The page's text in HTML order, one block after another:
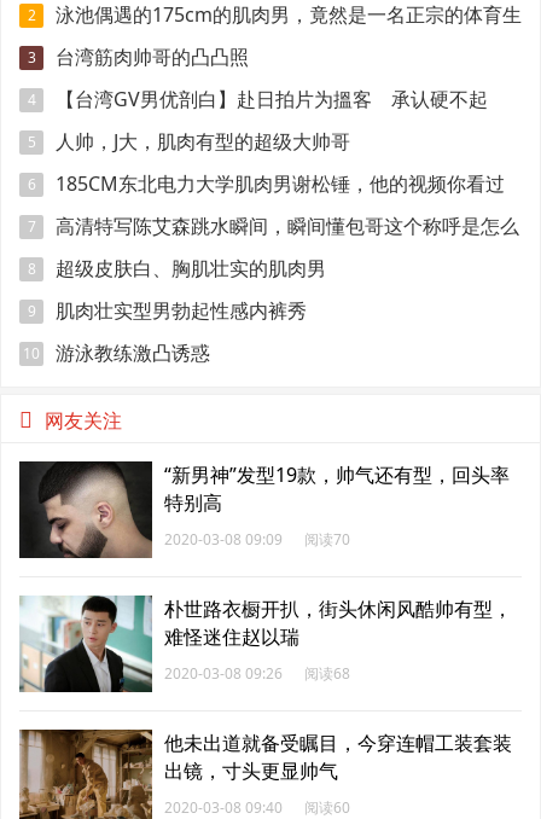
2 泳池偶遇的175cm的肌肉男，竟然是一名正宗的体育生
3 台湾筋肉帅哥的凸凸照
4
【台湾GV男优剖白】赴日拍片为搵客 承认硬不起
来：但我还有性欲
5 人帅，J大，肌肉有型的超级大帅哥
6
185CM东北电力大学肌肉男谢松锤，他的视频你看过
吗
7
高清特写陈艾森跳水瞬间，瞬间懂包哥这个称呼是怎么
来的
8 超级皮肤白、胸肌壮实的肌肉男
9 肌肉壮实型男勃起性感内裤秀
10 游泳教练激凸诱惑
网友关注
“新男神”发型19款，帅气还有型，回头率
特别高
2020-03-08 09:09 阅读70
朴世路衣橱开扒，街头休闲风酷帅有型，
难怪迷住赵以瑞
2020-03-08 09:26 阅读68
他未出道就备受瞩目，今穿连帽工装套装
出镜，寸头更显帅气
2020-03-08 09:40 阅读60